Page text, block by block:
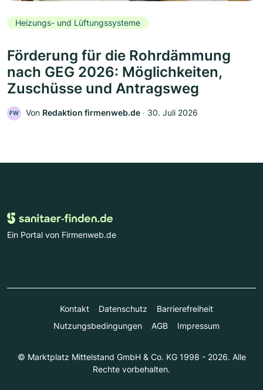
Heizungs- und Lüftungssysteme
Förderung für die Rohrdämmung
nach GEG 2026: Möglichkeiten,
Zuschüsse und Antragsweg
FW Von Redaktion firmenweb.de ‧ 30. Juli 2026
Ein Portal von Firmenweb.de
Kontakt Datenschutz
Barrierefreiheit
Nutzungsbedingungen
AGB Impressum
© Marktplatz Mittelstand GmbH & Co. KG 1998 - 2026. Alle
Rechte vorbehalten.